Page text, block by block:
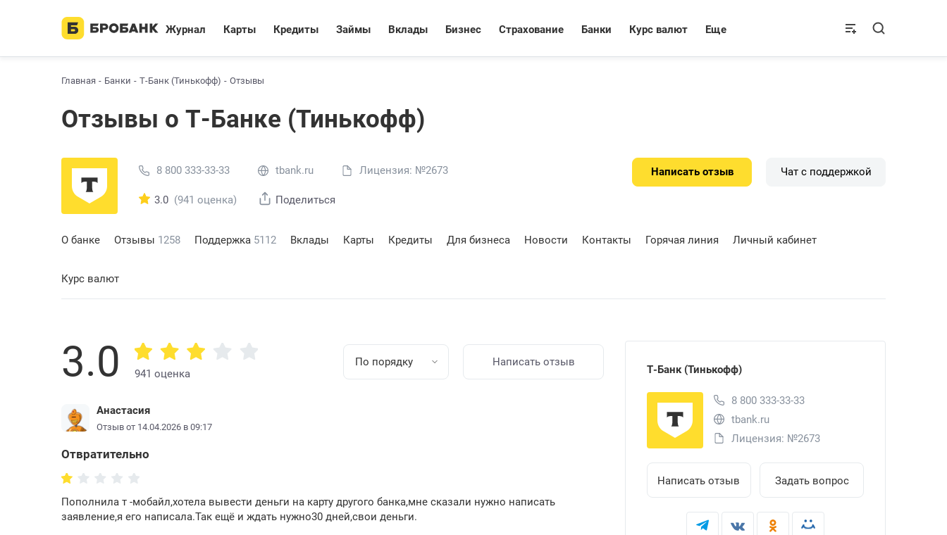
Журнал Карты Кредиты Займы Вклады Бизнес Страхование Банки Курс валют Еще
Главная Банки Т-Банк (Тинькофф) Отзывы
Отзывы о Т-Банке (Тинькофф)
8 800 333-33-33 tbank.ru Лицензия: №2673
3.0 (941 оценка) Поделиться
Написать отзыв Чат с поддержкой
О банке Отзывы 1258 Поддержка 5112 Вклады Карты Кредиты Для бизнеса Новости Контакты Горячая линия Личный кабинет
Курс валют
3.0 941 оценка
По порядку Написать отзыв
Анастасия
Отзыв от 14.04.2026 в 09:17
Отвратительно
Пополнила т -мобайл,хотела вывести деньги на карту другого банка,мне сказали нужно написать
заявление,я его написала.Так ещё и ждать нужно30 дней,свои деньги.
Т-Банк (Тинькофф)
8 800 333-33-33
tbank.ru
Лицензия: №2673
Написать отзыв Задать вопрос